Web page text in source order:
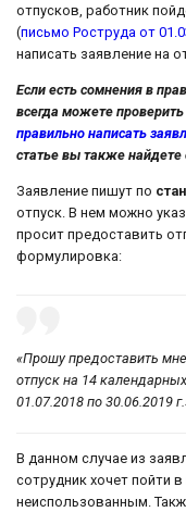
отпусков, работник
(письмо Роструда от
написать заявление на
Если есть сомнения в
всегда можете
правильно написать
статье вы также найдете
Заявление пишут по
отпуск. В нем можно
просит предоставить
формулировка:
«Прошу предоставить
отпуск на 14
01.07.2018 по 30.06.2019
В данном случае из
сотрудник хочет пойти
неиспользованным.